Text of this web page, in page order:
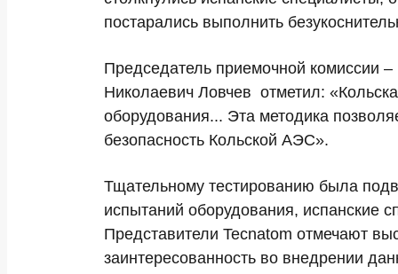
постарались выполнить
Председатель приемочной комиссии
Николаевич Ловчев отметил:
оборудования... Эта методика
безопасность Кольской АЭС».
Тщательному тестированию была
испытаний оборудования, испанские
Представители Tecnatom отмечают
заинтересованность во внедрении